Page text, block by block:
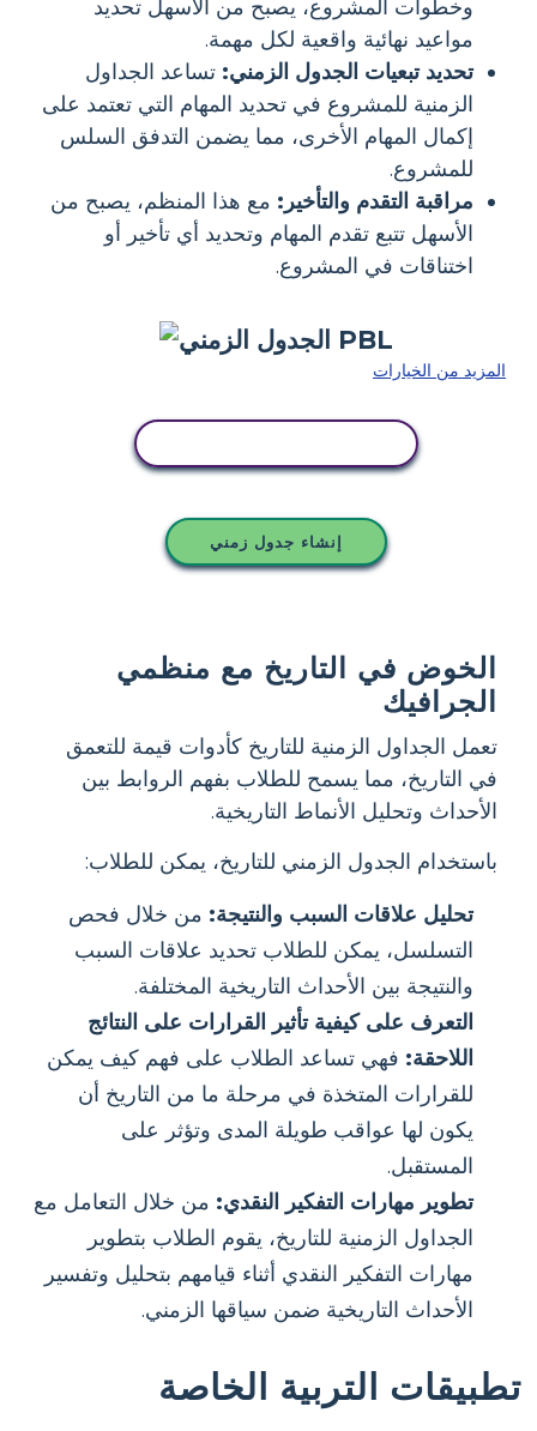
وخطوات المشروع، يصبح من الأسهل تحديد
مواعيد نهائية واقعية لكل مهمة.
تحديد تبعيات الجدول الزمني: تساعد الجداول
الزمنية للمشروع في تحديد المهام التي تعتمد على
إكمال المهام الأخرى، مما يضمن التدفق السلس
للمشروع.
مراقبة التقدم والتأخير: مع هذا المنظم، يصبح من
الأسهل تتبع تقدم المهام وتحديد أي تأخير أو
اختناقات في المشروع.
المزيد من الخيارات
إنشاء جدول زمني
الخوض في التاريخ مع منظمي
الجرافيك
تعمل الجداول الزمنية للتاريخ كأدوات قيمة للتعمق
في التاريخ، مما يسمح للطلاب بفهم الروابط بين
الأحداث وتحليل الأنماط التاريخية.
باستخدام الجدول الزمني للتاريخ، يمكن للطلاب:
تحليل علاقات السبب والنتيجة: من خلال فحص
التسلسل، يمكن للطلاب تحديد علاقات السبب
والنتيجة بين الأحداث التاريخية المختلفة.
التعرف على كيفية تأثير القرارات على النتائج
اللاحقة: فهي تساعد الطلاب على فهم كيف يمكن
للقرارات المتخذة في مرحلة ما من التاريخ أن
يكون لها عواقب طويلة المدى وتؤثر على
المستقبل.
تطوير مهارات التفكير النقدي: من خلال التعامل مع
الجداول الزمنية للتاريخ، يقوم الطلاب بتطوير
مهارات التفكير النقدي أثناء قيامهم بتحليل وتفسير
الأحداث التاريخية ضمن سياقها الزمني.
تطبيقات التربية الخاصة